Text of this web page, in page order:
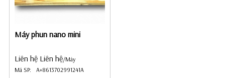
Máy phun nano mini
Liên hệ Liên hệ/Máy
Mã SP:
A+8613702991241A